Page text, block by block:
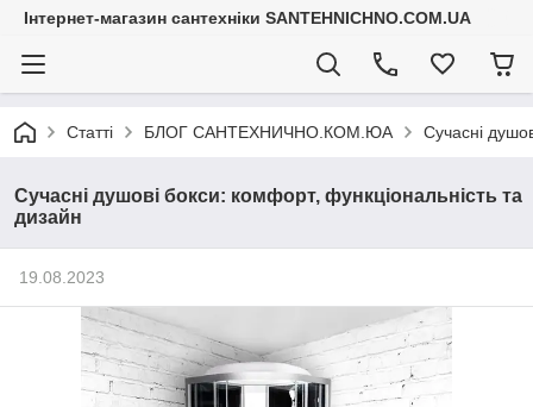
Інтернет-магазин сантехніки SANTEHNICHNO.COM.UA
Статті БЛОГ САНТЕХНИЧНО.КОМ.ЮА Сучасні
Сучасні душові бокси: комфорт, функціональність та
дизайн
19.08.2023